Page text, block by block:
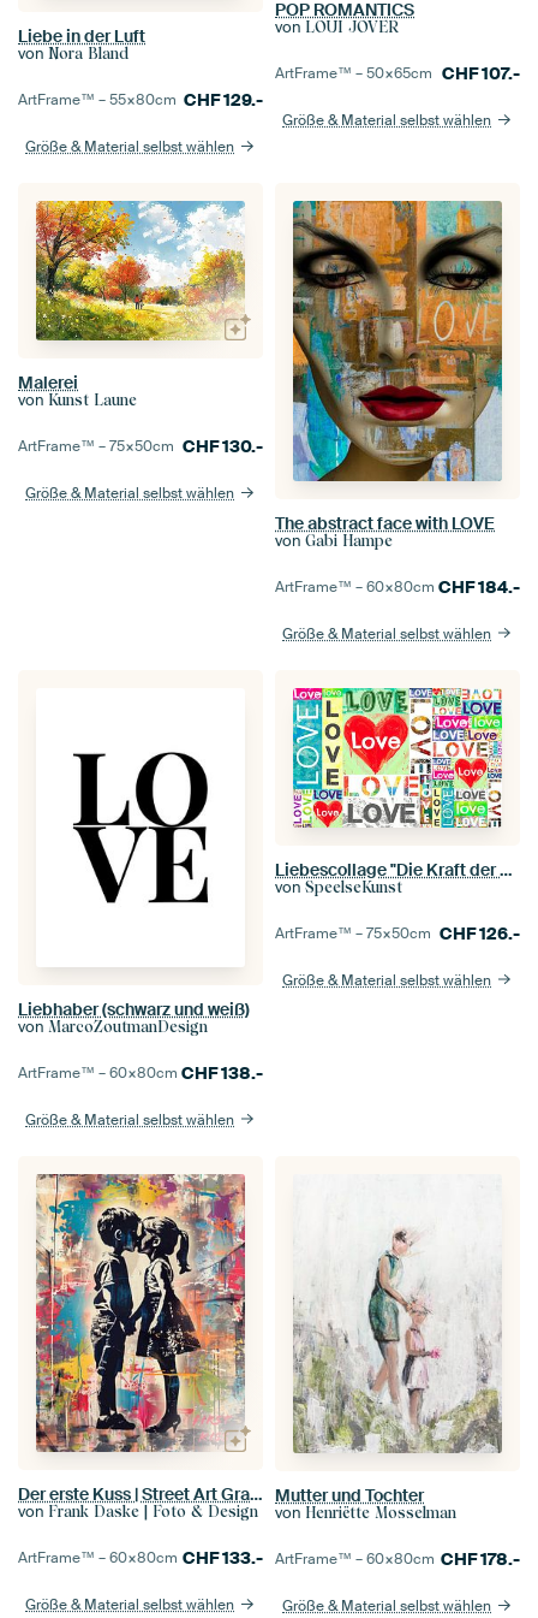
Liebe in der Luft
von Nora Bland
ArtFrame™ –55×80cm CHF129.-
Größe & Material selbst wählen
POP ROMANTICS
von LOUI JOVER
ArtFrame™ –50×65cm CHF107.-
Größe & Material selbst wählen
Malerei
von Kunst Laune
ArtFrame™ –75×50cm CHF130.-
Größe & Material selbst wählen
The abstract face with LOVE
von Gabi Hampe
ArtFrame™ –60×80cm CHF184.-
Größe & Material selbst wählen
Liebhaber (schwarz und weiß)
von MarcoZoutmanDesign
ArtFrame™ –60×80cm CHF138.-
Größe & Material selbst wählen
Liebescollage "Die Kraft der Liebe"
von SpeelseKunst
ArtFrame™ –75×50cm CHF126.-
Größe & Material selbst wählen
Der erste Kuss | Street Art Graffiti im Banksy Stil
von Frank Daske | Foto & Design
ArtFrame™ –60×80cm CHF133.-
Größe & Material selbst wählen
Mutter und Tochter
von Henriëtte Mosselman
ArtFrame™ –60×80cm CHF178.-
Größe & Material selbst wählen